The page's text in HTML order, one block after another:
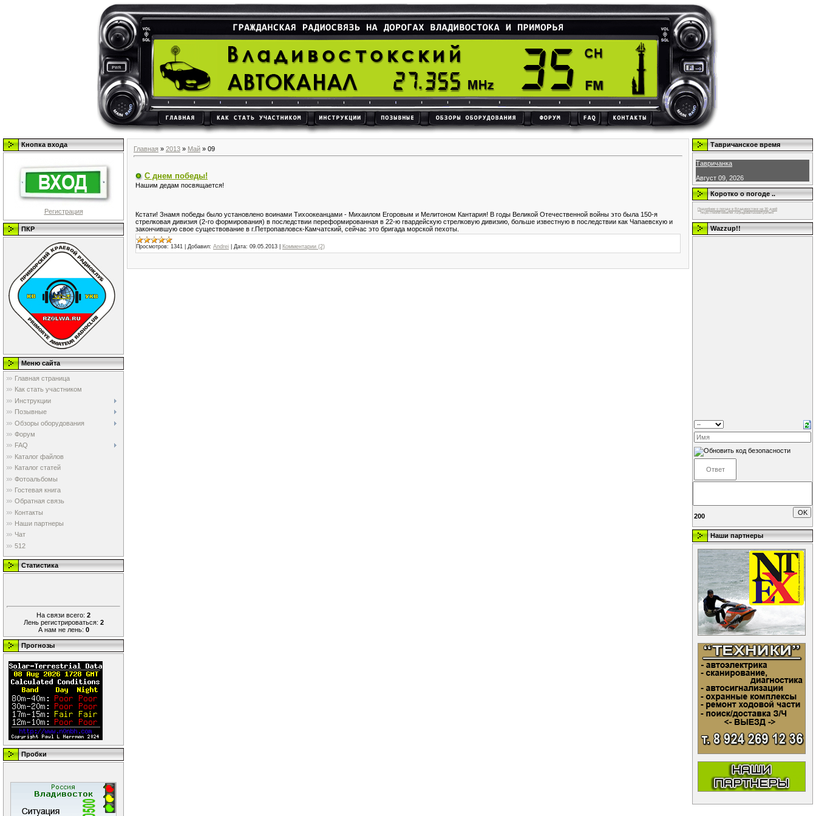
Кнопка входа
Регистрация
ПКР
Меню сайта
Главная страница
Как стать участником
Инструкции
Позывные
Обзоры оборудования
Форум
FAQ
Каталог файлов
Каталог статей
Фотоальбомы
Гостевая книга
Обратная связь
Контакты
Наши партнеры
Чат
512
Статистика
На связи всего: 2
Лень регистрироваться: 2
А нам не лень: 0
Прогнозы
Пробки
Главная » 2013 » Май » 09
С днем победы!
Нашим дедам посвящается!
Кстати! Знамя победы было установлено воинами Тихоокеанцами - Михаилом Егоровым и Мелитоном Кантария! В годы Великой Отечественной войны это была 150-я
стрелковая дивизия (2-го формирования) в последствии переформированная в 22-ю гвардейскую стрелковую дивизию, больше известную в последствии как Чапаевскую и
закончившую свое существование в г.Петропавловск-Камчатский, сейчас это бригада морской пехоты.
Просмотров: 1341 Добавил: Andrei Дата: 09.05.2013 Комментарии (2)
Тавричанское время
Тавричанка
Август 09, 2026
Коротко о погоде ..
Подробнее о погоде в Владивостоке на 30 дней
https://world-weather.ru/pogoda/russia/tyumen/
Wazzup!!
200
Наши партнеры